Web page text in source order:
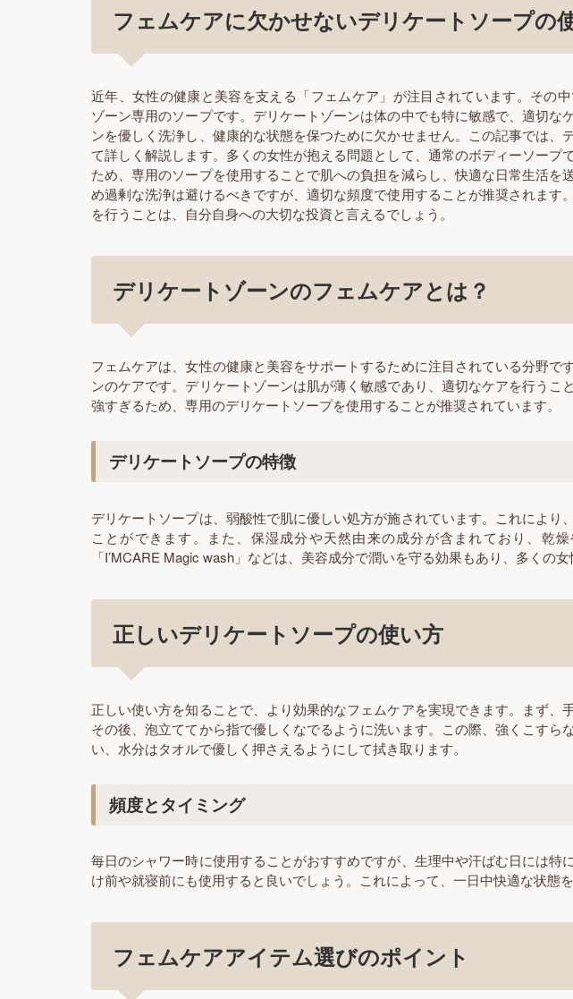
フェムケアに欠かせないデリケートソープの
近年、女性の健康と美容を支える「フェムケア」が注目されています。その
ゾーン専用のソープです。デリケートゾーンは体の中でも特に敏感で、適切な
ンを優しく洗浄し、健康的な状態を保つために欠かせません。この記事では、
て詳しく解説します。多くの女性が抱える問題として、通常のボディーソープ
ため、専用のソープを使用することで肌への負担を減らし、快適な日常生活を
め過剰な洗浄は避けるべきですが、適切な頻度で使用することが推奨されます
を行うことは、自分自身への大切な投資と言えるでしょう。
デリケートゾーンのフェムケアとは？
フェムケアは、女性の健康と美容をサポートするために注目されている分野で
ンのケアです。デリケートゾーンは肌が薄く敏感であり、適切なケアを行う
強すぎるため、専用のデリケートソープを使用することが推奨されています。
デリケートソープの特徴
デリケートソープは、弱酸性で肌に優しい処方が施されています。これにより
ことができます。また、保湿成分や天然由来の成分が含まれており、乾
「I’MCARE Magic wash」などは、美容成分で潤いを守る効果もあり、多くの女
正しいデリケートソープの使い方
正しい使い方を知ることで、より効果的なフェムケアを実現できます。まず、
その後、泡立ててから指で優しくなでるように洗います。この際、強くこすら
い、水分はタオルで優しく押さえるようにして拭き取ります。
頻度とタイミング
毎日のシャワー時に使用することがおすすめですが、生理中や汗ばむ日には特
け前や就寝前にも使用すると良いでしょう。これによって、一日中快適な状態
フェムケアアイテム選びのポイント